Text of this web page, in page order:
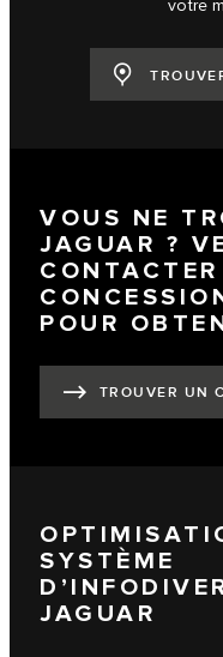
votre
VOUS NE
JAGUAR ?
POUR
TROUVER UN
SYSTÈME
JAGUAR